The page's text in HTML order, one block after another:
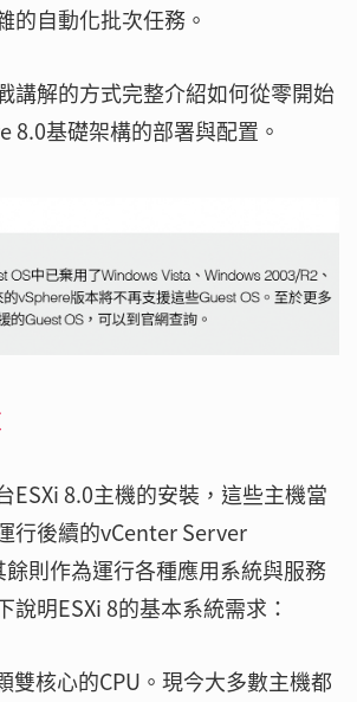
的自動化批次任務。
講解的方式完整介紹如何從零開始
8.0基礎架構的部署與配置。
ESXi 8.0主機的安裝，這些主機當
行後續的vCenter Server
則作為運行各種應用系統與服務
說明ESXi 8的基本系統需求：
雙核心的CPU。現今大多數主機都